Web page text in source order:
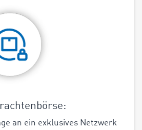
an ein exklusives Netzwerk